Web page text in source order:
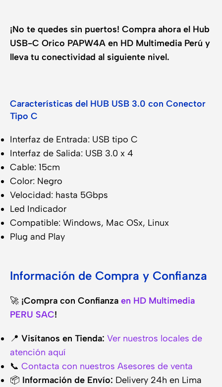
¡No te quedes sin puertos! Compra ahora el Hub
USB-C Orico PAPW4A en HD Multimedia Perú y
lleva tu conectividad al siguiente nivel.
Características del HUB USB 3.0 con Conector
Tipo C
Interfaz de Entrada: USB tipo C
Interfaz de Salida: USB 3.0 x 4
Cable: 15cm
Color: Negro
Velocidad: hasta 5Gbps
Led Indicador
Compatible: Windows, Mac OSx, Linux
Plug and Play
Información de Compra y Confianza
🚀 ¡Compra con Confianza en HD Multimedia
PERU SAC!
📍 Visítanos en Tienda: Ver nuestros locales de
atención aquí
📞 Contacta con nuestros Asesores de venta
📦 Información de Envío: Delivery 24h en Lima